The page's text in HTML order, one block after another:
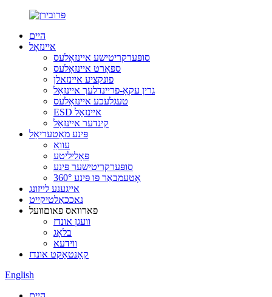
היים
איינזאָל
סופּערקריטישע איינזאָלעס
ספּאָרט איינזאָלעס
פונקציע איינזאלן
גרין עקאָ-פריינדלעך איינזאָל
טעגלעכע איינזאָלעס
ESD איינזאָל
קינדער איינזאָל
פּינע מאַטעריאַל
עוואַ
פּאָליליטע
סופּערקריטישער פּינע
360° אָטעמבאַר פּו פּינע
אייגענע לייזונג
נאככאַלטיקייט
פארוואס פאוםוועל
וועגן אונדז
בלאָג
ווידעא
קאָנטאַקט אונדז
English